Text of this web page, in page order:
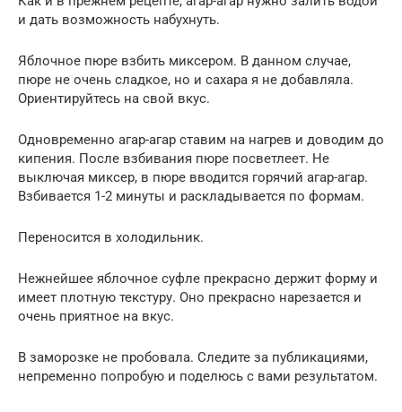
и дать возможность набухнуть.
Яблочное пюре взбить миксером. В данном случае,
пюре не очень сладкое, но и сахара я не добавляла.
Ориентируйтесь на свой вкус.
Одновременно агар-агар ставим на нагрев и доводим до
кипения. После взбивания пюре посветлеет. Не
выключая миксер, в пюре вводится горячий агар-агар.
Взбивается 1-2 минуты и раскладывается по формам.
Переносится в холодильник.
Нежнейшее яблочное суфле прекрасно держит форму и
имеет плотную текстуру. Оно прекрасно нарезается и
очень приятное на вкус.
В заморозке не пробовала. Следите за публикациями,
непременно попробую и поделюсь с вами результатом.